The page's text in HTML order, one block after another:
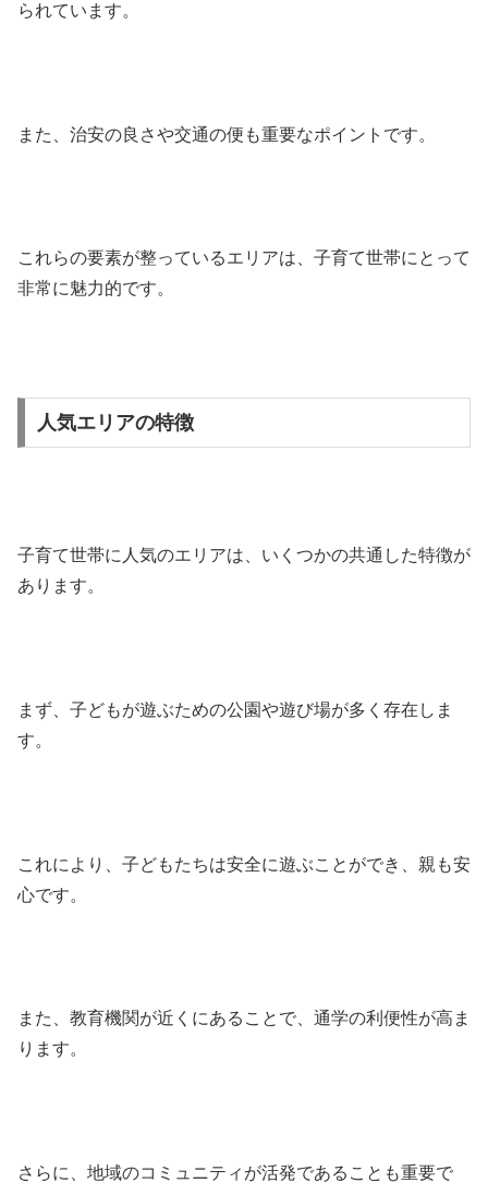
られています。
また、治安の良さや交通の便も重要なポイントです。
これらの要素が整っているエリアは、子育て世帯にとって
非常に魅力的です。
人気エリアの特徴
子育て世帯に人気のエリアは、いくつかの共通した特徴が
あります。
まず、子どもが遊ぶための公園や遊び場が多く存在しま
す。
これにより、子どもたちは安全に遊ぶことができ、親も安
心です。
また、教育機関が近くにあることで、通学の利便性が高ま
ります。
さらに、地域のコミュニティが活発であることも重要で